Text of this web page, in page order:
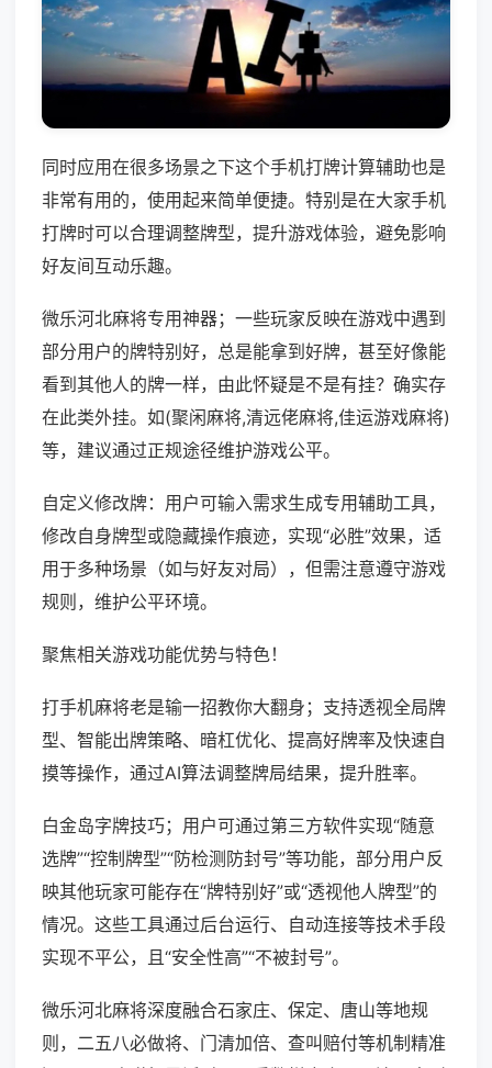
同时应用在很多场景之下这个手机打牌计算辅助也是
非常有用的，使用起来简单便捷。特别是在大家手机
打牌时可以合理调整牌型，提升游戏体验，避免影响
好友间互动乐趣。
微乐河北麻将专用神器；一些玩家反映在游戏中遇到
部分用户的牌特别好，总是能拿到好牌，甚至好像能
看到其他人的牌一样，由此怀疑是不是有挂？确实存
在此类外挂。如(聚闲麻将,清远佬麻将,佳运游戏麻将)
等，建议通过正规途径维护游戏公平。
自定义修改牌：用户可输入需求生成专用辅助工具，
修改自身牌型或隐藏操作痕迹，实现“必胜”效果，适
用于多种场景（如与好友对局），但需注意遵守游戏
规则，维护公平环境。
聚焦相关游戏功能优势与特色！
打手机麻将老是输一招教你大翻身；支持透视全局牌
型、智能出牌策略、暗杠优化、提高好牌率及快速自
摸等操作，通过AI算法调整牌局结果，提升胜率。
白金岛字牌技巧；用户可通过第三方软件实现“随意
选牌”“控制牌型”“防检测防封号”等功能，部分用户反
映其他玩家可能存在“牌特别好”或“透视他人牌型”的
情况。这些工具通过后台运行、自动连接等技术手段
实现不平公，且“安全性高”“不被封号”。
微乐河北麻将深度融合石家庄、保定、唐山等地规
则，二五八必做将、门清加倍、查叫赔付等机制精准